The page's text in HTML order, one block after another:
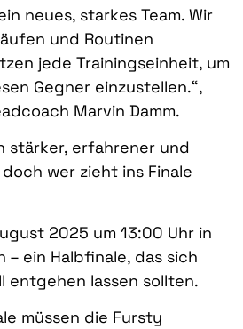
neues, starkes Team. Wir
und Routinen
jede Trainingseinheit, um
Gegner einzustellen.“,
Marvin Damm.
stärker, erfahrener und
wer zieht ins Finale
2025 um 13:00 Uhr in
ein Halbfinale, das sich
entgehen lassen sollten.
müssen die Fursty